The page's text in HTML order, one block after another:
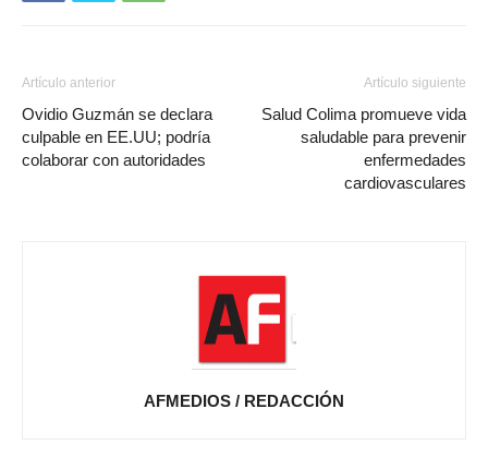
Artículo anterior
Ovidio Guzmán se declara
culpable en EE.UU; podría
colaborar con autoridades
Artículo siguiente
Salud Colima promueve vida
saludable para prevenir
enfermedades
cardiovasculares
AFMEDIOS / REDACCIÓN